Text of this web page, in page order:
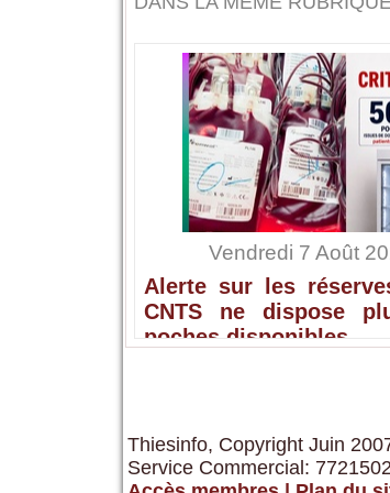
Vendredi 7 Août
Alerte sur les
CNTS ne dispose
poches disponibles
Thiesinfo, Copyright Juin
Service Commercial: